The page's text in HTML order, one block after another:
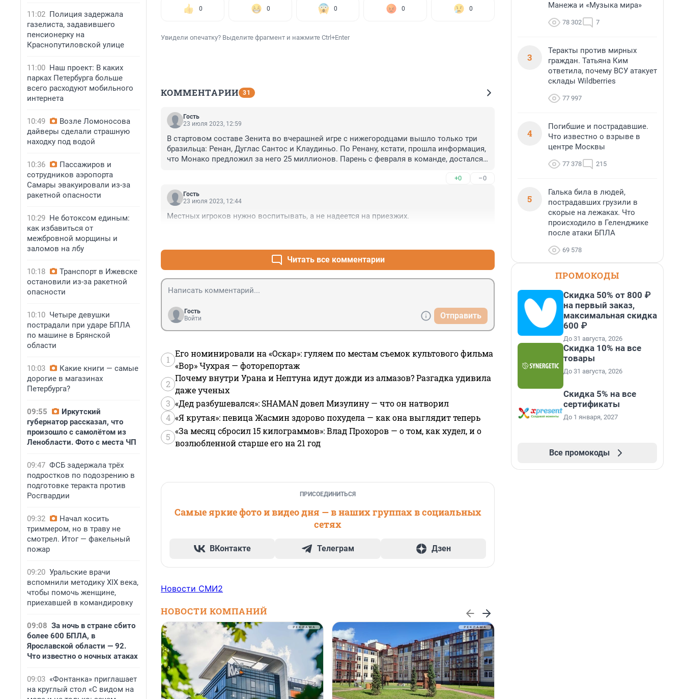
11:02 Полиция задержала
газелиста, задавившего
пенсионерку на
Краснопутиловской улице
11:00 Наш проект: В каких
парках Петербурга больше
всего расходуют мобильного
интернета
10:49
Возле Ломоносова
дайверы сделали страшную
находку под водой
10:36
Пассажиров и
сотрудников аэропорта
Самары эвакуировали из-за
ракетной опасности
10:29 Не ботоксом единым:
как избавиться от
межбровной морщины и
заломов на лбу
10:18
Транспорт в Ижевске
остановили из-за ракетной
опасности
10:10 Четыре девушки
пострадали при ударе БПЛА
по машине в Брянской
области
10:03
Какие книги — самые
дорогие в магазинах
Петербурга?
09:55
Иркутский
губернатор рассказал, что
произошло с самолётом из
Ленобласти. Фото с места ЧП
09:47 ФСБ задержала трёх
подростков по подозрению в
подготовке теракта против
Росгвардии
09:32
Начал косить
триммером, но в траву не
смотрел. Итог — факельный
пожар
09:20 Уральские врачи
вспомнили методику XIX века,
чтобы помочь женщине,
приехавшей в командировку
09:08 За ночь в стране сбито
более 600 БПЛА, в
Ярославской области — 92.
Что известно о ночных атаках
09:03 «Фонтанка» приглашает
на круглый стол «С видом на
0 0 0 0 0
Увидели опечатку? Выделите фрагмент и нажмите Ctrl+Enter
КОММЕНТАРИИ 31
Гость
23 июля 2023, 12:59
В стартовом составе Зенита во вчерашней игре с нижегородцами вышло только три
бразильца: Ренан, Дуглас Сантос и Клаудиньо. По Ренану, кстати, прошла информация,
что Монако предложил за него 25 миллионов. Парень с февраля в команде, достался
поле, очень сложно пристроить в новый клуб. А у Вендела такой агент, что с ним
карьера бразильца сейчас явно пойдет на спад..
+0 –0
Гость
23 июля 2023, 12:44
Местных игроков нужно воспитывать, а не надеется на приезжих.
Читать все комментарии
Гость
Войти
Отправить
1
Его номинировали на «Оскар»: гуляем по местам съемок культового фильма
«Вор» Чухрая — фоторепортаж
2
Почему внутри Урана и Нептуна идут дожди из алмазов? Разгадка удивила
даже ученых
3 «Дед разбушевался»: SHAMAN довел Мизулину — что он натворил
4 «Я крутая»: певица Жасмин здорово похудела — как она выглядит теперь
5
«За месяц сбросил 15 килограммов»: Влад Прохоров — о том, как худел, и о
возлюбленной старше его на 21 год
ПРИСОЕДИНИТЬСЯ
Самые яркие фото и видео дня — в наших группах в социальных
сетях
ВКонтакте Телеграм Дзен
Новости СМИ2
НОВОСТИ КОМПАНИЙ
Манежа и «Музыка мира»
78 302 7
3
Теракты против мирных
граждан. Татьяна Ким
ответила, почему ВСУ атакует
склады Wildberries
77 997
4
Погибшие и пострадавшие.
Что известно о взрыве в
центре Москвы
77 378 215
5
Галька била в людей,
пострадавших грузили в
скорые на лежаках. Что
происходило в Геленджике
после атаки БПЛА
69 578
ПРОМОКОДЫ
Скидка 50% от 800 ₽
на первый заказ,
максимальная скидка
600 ₽
До 31 августа, 2026
Скидка 10% на все
товары
До 31 августа, 2026
Скидка 5% на все
сертификаты
До 1 января, 2027
Все промокоды